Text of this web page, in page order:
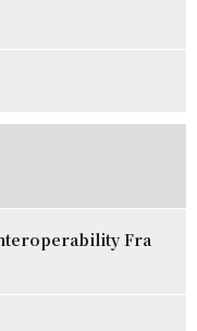
Fra